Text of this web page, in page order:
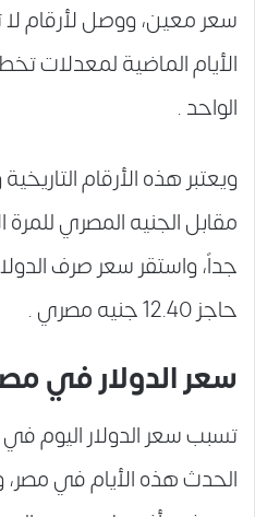
سعر معين، ووصل لأرقام
الواحد .
ويعتبر هذه الأرقام
مقابل الجنيه المصري
جداً، واستقر سعر صرف
حاجز 12.40 جنيه مصري .
سعر الدولار في
تسبب سعر الدولار اليوم
الحدث هذه الأيام في مصر،